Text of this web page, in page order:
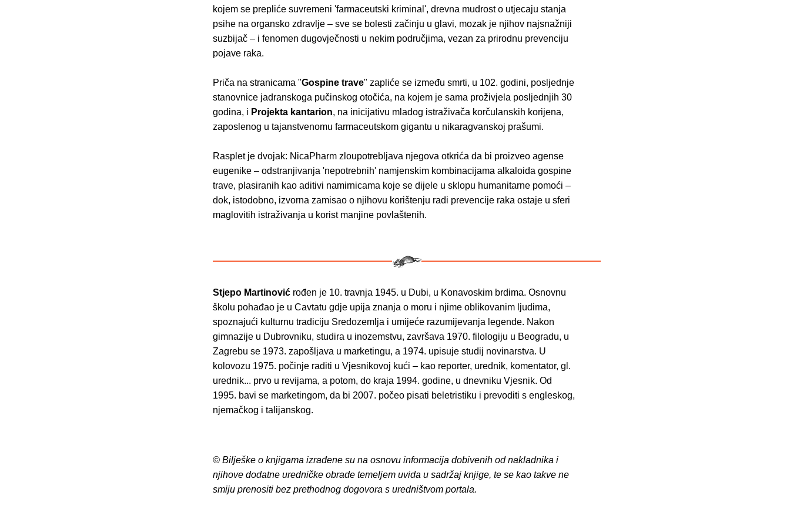
kojem se prepliće suvremeni 'farmaceutski kriminal', drevna mudrost o utjecaju stanja
psihe na organsko zdravlje – sve se bolesti začinju u glavi, mozak je njihov najsnažniji
suzbijač – i fenomen dugovječnosti u nekim područjima, vezan za prirodnu prevenciju
pojave raka.
Priča na stranicama "Gospine trave" zapliće se između smrti, u 102. godini, posljednje
stanovnice jadranskoga pučinskog otočića, na kojem je sama proživjela posljednjih 30
godina, i Projekta kantarion, na inicijativu mladog istraživača korčulanskih korijena,
zaposlenog u tajanstvenomu farmaceutskom gigantu u nikaragvanskoj prašumi.
Rasplet je dvojak: NicaPharm zloupotrebljava njegova otkrića da bi proizveo agense
eugenike – odstranjivanja 'nepotrebnih' namjenskim kombinacijama alkaloida gospine
trave, plasiranih kao aditivi namirnicama koje se dijele u sklopu humanitarne pomoći –
dok, istodobno, izvorna zamisao o njihovu korištenju radi prevencije raka ostaje u sferi
maglovitih istraživanja u korist manjine povlaštenih.
Stjepo Martinović rođen je 10. travnja 1945. u Dubi, u Konavoskim brdima. Osnovnu
školu pohađao je u Cavtatu gdje upija znanja o moru i njime oblikovanim ljudima,
spoznajući kulturnu tradiciju Sredozemlja i umijeće razumijevanja legende. Nakon
gimnazije u Dubrovniku, studira u inozemstvu, završava 1970. filologiju u Beogradu, u
Zagrebu se 1973. zapošljava u marketingu, a 1974. upisuje studij novinarstva. U
kolovozu 1975. počinje raditi u Vjesnikovoj kući – kao reporter, urednik, komentator, gl.
urednik... prvo u revijama, a potom, do kraja 1994. godine, u dnevniku Vjesnik. Od
1995. bavi se marketingom, da bi 2007. počeo pisati beletristiku i prevoditi s engleskog,
njemačkog i talijanskog.
© Bilješke o knjigama izrađene su na osnovu informacija dobivenih od nakladnika i
njihove dodatne uredničke obrade temeljem uvida u sadržaj knjige, te se kao takve ne
smiju prenositi bez prethodnog dogovora s uredništvom portala.